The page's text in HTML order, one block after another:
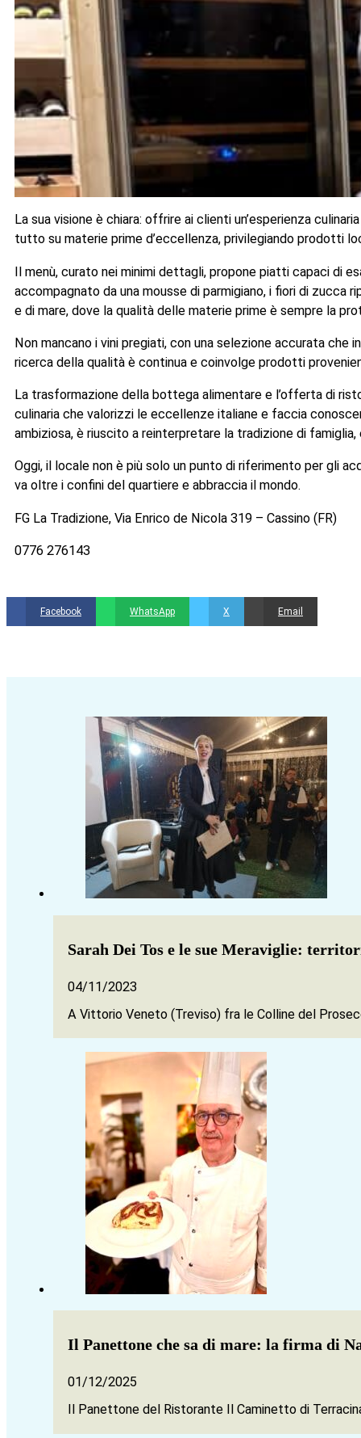
La sua visione è chiara: offrire ai clienti un’esperienza
tutto su materie prime d’eccellenza, privilegiando prodotti
Il menù, curato nei minimi dettagli, propone piatti capaci di
accompagnato da una mousse di parmigiano, i fiori di zucca
e di mare, dove la qualità delle materie prime è sempre la
Non mancano i vini pregiati, con una selezione accurata
ricerca della qualità è continua e coinvolge prodotti
La trasformazione della bottega alimentare e l’offerta di
culinaria che valorizzi le eccellenze italiane e faccia
ambiziosa, è riuscito a reinterpretare la tradizione di
Oggi, il locale non è più solo un punto di riferimento per gli
va oltre i confini del quartiere e abbraccia il mondo.
FG La Tradizione, Via Enrico de Nicola 319 – Cassino (FR)
0776 276143
Facebook WhatsApp X Email
Sarah Dei Tos e le sue Meraviglie:
04/11/2023
A Vittorio Veneto (Treviso) fra le Colline del
Il Panettone che sa di mare: la firma di
01/12/2025
Il Panettone del Ristorante Il Caminetto di